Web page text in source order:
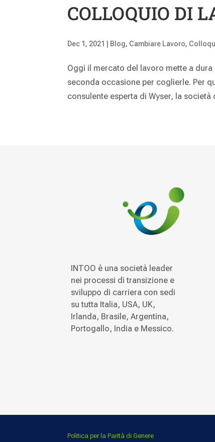
COLLOQUIO DI
Dec 1, 2021 Blog, Cambiare Lavoro,
Oggi il mercato del lavoro mette a
seconda occasione per coglierle. Per
consulente esperta di Wyser, la società
INTOO è una società leader
nei processi di transizione e
sviluppo di carriera con sedi
su tutta Italia, USA, UK,
Irlanda, Brasile, Argentina,
Portogallo, India e Messico.
Politica per la Parità di Genere